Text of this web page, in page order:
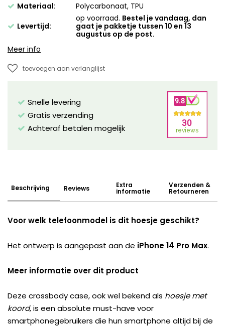
Materiaal:
Polycarbonaat, TPU
Levertijd:
op voorraad. Bestel je vandaag, dan
gaat je pakketje tussen 10 en 13
augustus op de post.
Meer info
toevoegen aan verlanglijst
Snelle levering
Gratis verzending
Achteraf betalen mogelijk
Beschrijving Reviews Extra
informatie
Verzenden &
Retourneren
Voor welk telefoonmodel is dit hoesje geschikt?
Het ontwerp is aangepast aan de iPhone 14 Pro Max.
Meer informatie over dit product
Deze crossbody case, ook wel bekend als hoesje met
koord, is een absolute must-have voor
smartphonegebruikers die hun smartphone altijd bij de